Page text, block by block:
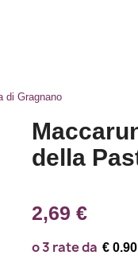
di Gragnano
della
2,69 €
€ 0.90